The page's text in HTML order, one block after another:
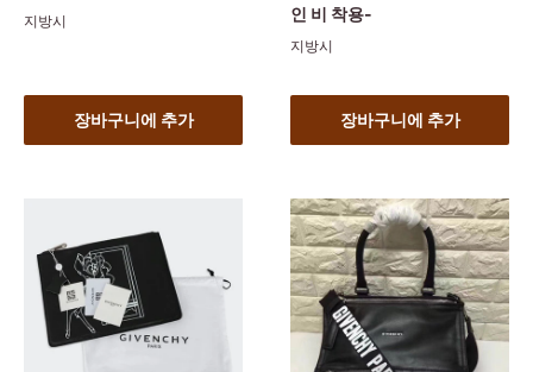
지방시
장바구니에 추가
인 비 착용-
지방시
장바구니에 추가